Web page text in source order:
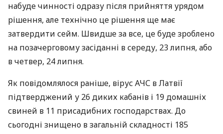
набуде чинності одразу після прийняття урядом
рішення, але технічно це рішення ще має
затвердити сейм. Швидше за все, це буде зроблено
на позачерговому засіданні в середу, 23 липня, або
в четвер, 24 липня.
Як повідомлялося раніше, вірусАЧС в Латвії
підтверджений у 26 диких кабанів і 19 домашніх
свиней в 11 присадибних господарствах. До
сьогодні знищено в загальній складності 185